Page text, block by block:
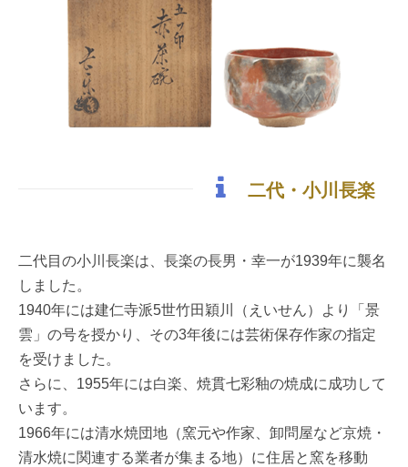
二代・小川長楽
二代目の小川長楽は、長楽の長男・幸一が1939年に襲名
しました。
1940年には建仁寺派5世竹田穎川（えいせん）より「景
雲」の号を授かり、その3年後には芸術保存作家の指定
を受けました。
さらに、1955年には白楽、焼貫七彩釉の焼成に成功して
います。
1966年には清水焼団地（窯元や作家、卸問屋など京焼・
清水焼に関連する業者が集まる地）に住居と窯を移動